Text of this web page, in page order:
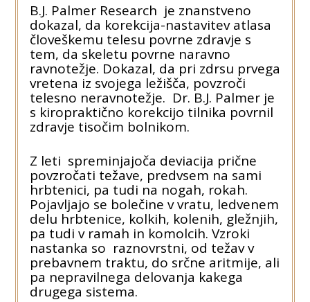
B.J. Palmer Research je znanstveno
dokazal, da korekcija-nastavitev atlasa
človeškemu telesu povrne zdravje s
tem, da skeletu povrne naravno
ravnotežje. Dokazal, da pri zdrsu prvega
vretena iz svojega ležišča, povzroči
telesno neravnotežje. Dr. B.J. Palmer je
s kiropraktično korekcijo tilnika povrnil
zdravje tisočim bolnikom.
Z leti spreminjajoča deviacija prične
povzročati težave, predvsem na sami
hrbtenici, pa tudi na nogah, rokah.
Pojavljajo se bolečine v vratu, ledvenem
delu hrbtenice, kolkih, kolenih, gležnjih,
pa tudi v ramah in komolcih. Vzroki
nastanka so raznovrstni, od težav v
prebavnem traktu, do srčne aritmije, ali
pa nepravilnega delovanja kakega
drugega sistema.